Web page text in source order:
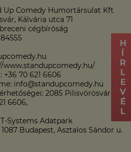
HÍRLEVÉL
Up Comedy Humortársulat Kft
Kálvária utca 71
cégbíróság
www.standupcomedy.hu/
70 621 6606
info@standupcomedy.hu
2085 Pilisvörösvár,
6606,
Systems Adatpark
Budapest, Asztalos Sándor u.